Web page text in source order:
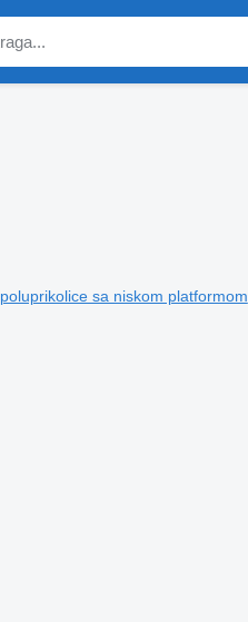
poluprikolice sa niskom platformom